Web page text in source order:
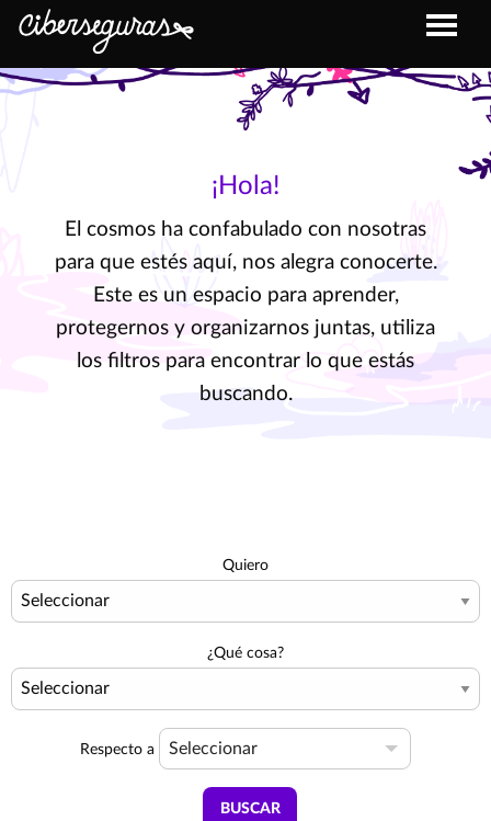
¡Hola!
El cosmos ha confabulado con nosotras
para que estés aquí, nos alegra conocerte.
Este es un espacio para aprender,
protegernos y organizarnos juntas, utiliza
los filtros para encontrar lo que estás
buscando.
Quiero
¿Qué cosa?
Respecto a Seleccionar
BUSCAR